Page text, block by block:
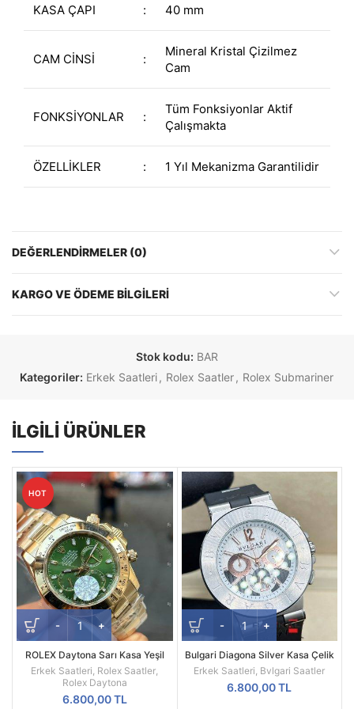
KASA ÇAPI : 40 mm
CAM CİNSİ :
Mineral Kristal Çizilmez
Cam
FONKSİYONLAR :
Tüm Fonksiyonlar Aktif
Çalışmakta
ÖZELLİKLER : 1 Yıl Mekanizma Garantilidir
DEĞERLENDIRMELER (0)
KARGO VE ÖDEME BILGILERI
Stok kodu: BAR
Kategoriler: Erkek Saatleri, Rolex Saatler, Rolex Submariner
İLGILI ÜRÜNLER
HOT
ROLEX Daytona Sarı Kasa Yeşil
Kadran 116508
Erkek Saatleri, Rolex Saatler,
Rolex Daytona
6.800,00TL
Bulgari Diagona Silver Kasa Çelik
Besel Replika Erkek Kol Saati
Erkek Saatleri, Bvlgari Saatler
6.800,00TL